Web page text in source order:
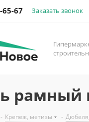
65-67 Заказать звонок
рамный
- Крепеж, метизы -